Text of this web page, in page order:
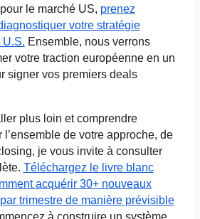
le marché US, prenez
votre stratégie
U.S. Ensemble, nous verrons
votre traction européenne en un
signer vos premiers deals
plus loin et comprendre
l’ensemble de votre approche, de
, je vous invite à consulter
Téléchargez le livre blanc
acquérir 30+ nouveaux
trimestre de manière prévisible